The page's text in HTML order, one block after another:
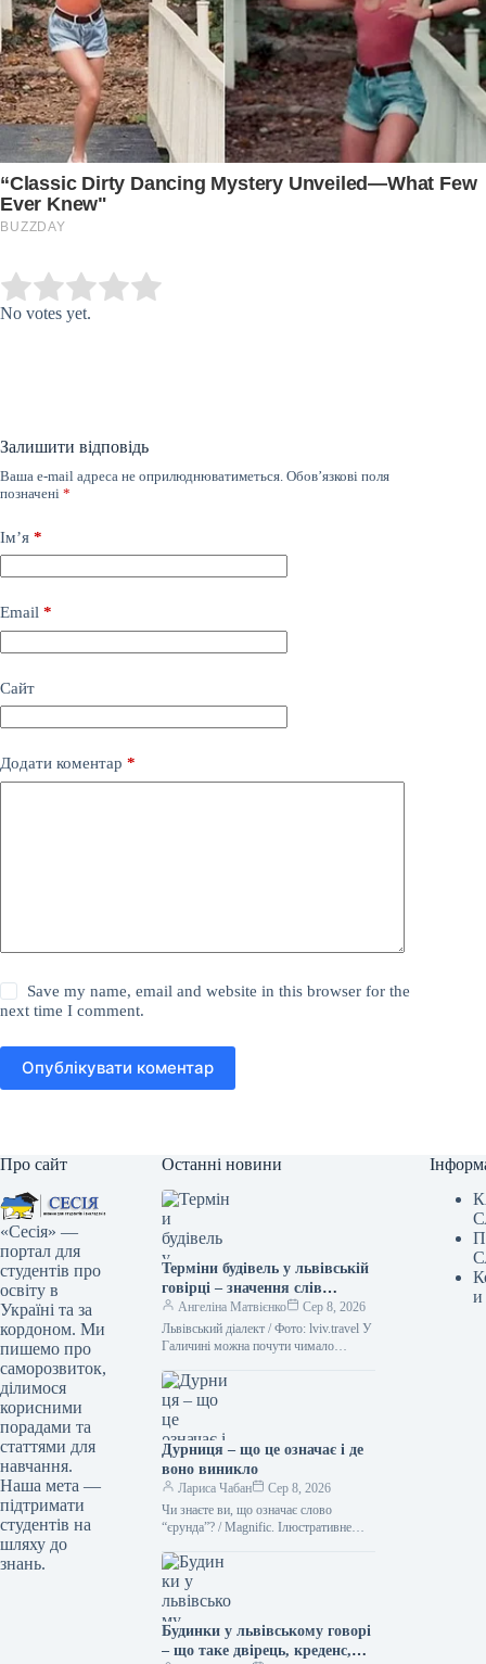
Rate this item:
No votes yet.
Залишити відповідь
Ваша e-mail адреса не оприлюднюватиметься. Обов’язкові поля
позначені *
Ім’я *
Email *
Сайт
Додати коментар *
Save my name, email and website in this browser for the
next time I comment.
Опублікувати коментар
Про сайт
«Сесія» —
портал для
студентів про
освіту в
Україні та за
кордоном. Ми
пишемо про
саморозвиток,
ділимося
корисними
порадами та
статтями для
навчання.
Наша мета —
підтримати
студентів на
шляху до
знань.
Останні новини
Терміни будівель у львівській
говірці – значення слів
“двірець”, “креденс”,
“кнайпа”
Ангеліна Матвієнко
Сер 8, 2026
Львівський діалект / Фото: lviv.travel У
Галичині можна почути чимало
спантеличити навіть досвідченого
мандрівника.…
Дурниця – що це означає і де
воно виникло
Лариса Чабан
Сер 8, 2026
Чи знаєте ви, що означає слово
“єрунда”? / Magnific. Ілюстративне
виявляється цікавішою за його
сучасне…
Будинки у львівському говорі
– що таке двірець, креденс,
и